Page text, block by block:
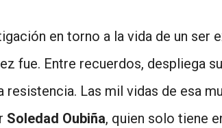
en torno a la vida de un ser
fue. Entre recuerdos, despliega
Las mil vidas de esa
Soledad Oubiña, quien solo tiene